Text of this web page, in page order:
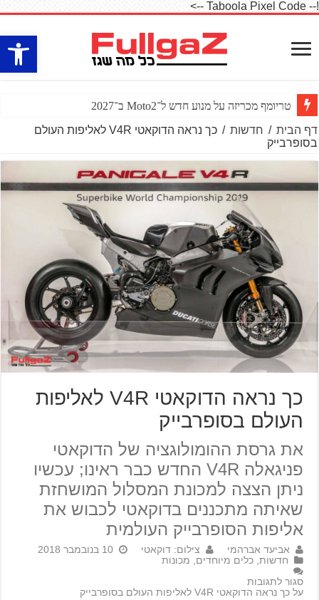
פתח
!-- Taboola Pixel Code -->
טריומף מכריזה על מנוע חדש ל־Moto2 ב־2027
דף הבית / חדשות /
כך נראה הדוקאטי V4R לאליפות העולם
בסופרבייק
כך נראה הדוקאטי V4R לאליפות
העולם בסופרבייק
את גרסת ההומולוגציה של הדוקאטי
פניגאלה V4R החדש כבר ראינו; עכשיו
ניתן הצצה למכונת המסלול המושחזת
שאיתה מתכננים בדוקאטי לכבוש את
אליפות הסופרבייק העולמית
אביעד אברהמי צילום: דוקאטי
10 בנובמבר 2018
חדשות ,כלים מיוחדים
מכונות
סגור לתגובות
על כך נראה הדוקאטי V4R לאליפות העולם בסופרבייק